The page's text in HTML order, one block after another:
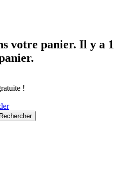
votre panier. Il y a 1
!
Rechercher